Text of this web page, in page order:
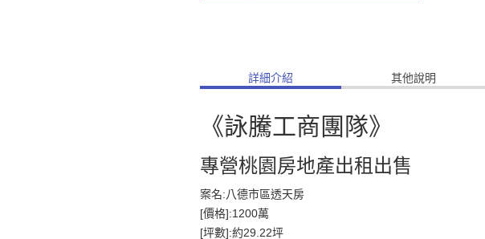
詳細介紹 其他說明
《詠騰工商團隊》
專營桃園房地產出租出售
案名:八德市區透天房
[價格]:1200萬
[坪數]:約29.22坪